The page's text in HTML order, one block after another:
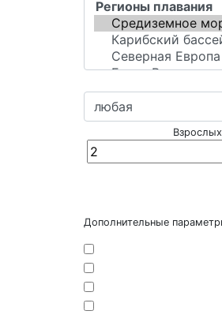
Взрослых
Дополнительные